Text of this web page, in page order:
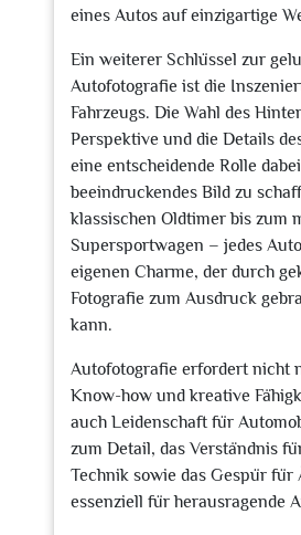
eines Autos auf einzigartige
Ein weiterer Schlüssel zur
Autofotografie ist die
Fahrzeugs. Die Wahl des
Perspektive und die Details
eine entscheidende Rolle
beeindruckendes Bild zu
klassischen Oldtimer bis zum
Supersportwagen – jedes
eigenen Charme, der durch
Fotografie zum Ausdruck
kann.
Autofotografie erfordert nicht
Know-how und kreative
auch Leidenschaft für
zum Detail, das Verständnis
Technik sowie das Gespür für
essenziell für herausragende